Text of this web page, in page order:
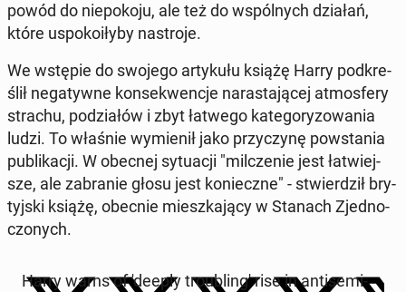
powód do nie­po­ko­ju, ale też do wspól­nych działań,
które uspo­ko­iły­by na­stro­je.
We wstępie do swojego ar­ty­ku­łu książę Harry pod­kre­
ślił ne­ga­tyw­ne kon­se­kwen­cje na­ra­sta­ją­cej at­mos­fe­ry
strachu, po­dzia­łów i zbyt łatwego ka­te­go­ry­zo­wa­nia
ludzi. To właśnie wy­mie­nił jako przy­czy­nę po­wsta­nia
pu­bli­ka­cji. W obecnej sy­tu­acji "mil­cze­nie jest ła­twiej­
sze, ale za­bra­nie głosu jest ko­niecz­ne" - stwier­dził bry­
tyj­ski książę, obecnie miesz­ka­ją­cy w Stanach Zjed­no­
czo­nych.
Harry warns of 'deeply tro­ublin­g' rise in an­ti­se­mi­